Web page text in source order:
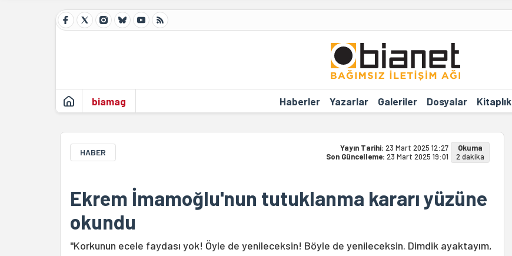
biamag Haberler Yazarlar Galeriler Dosyalar Kitaplık
HABER Yayın Tarihi: 23 Mart 2025 12:27
Son Güncelleme: 23 Mart 2025 19:01
Okuma
2 dakika
Ekrem İmamoğlu'nun tutuklanma kararı yüzüne
okundu
"Korkunun ecele faydası yok! Öyle de yenileceksin! Böyle de yenileceksin. Dimdik ayaktayım,